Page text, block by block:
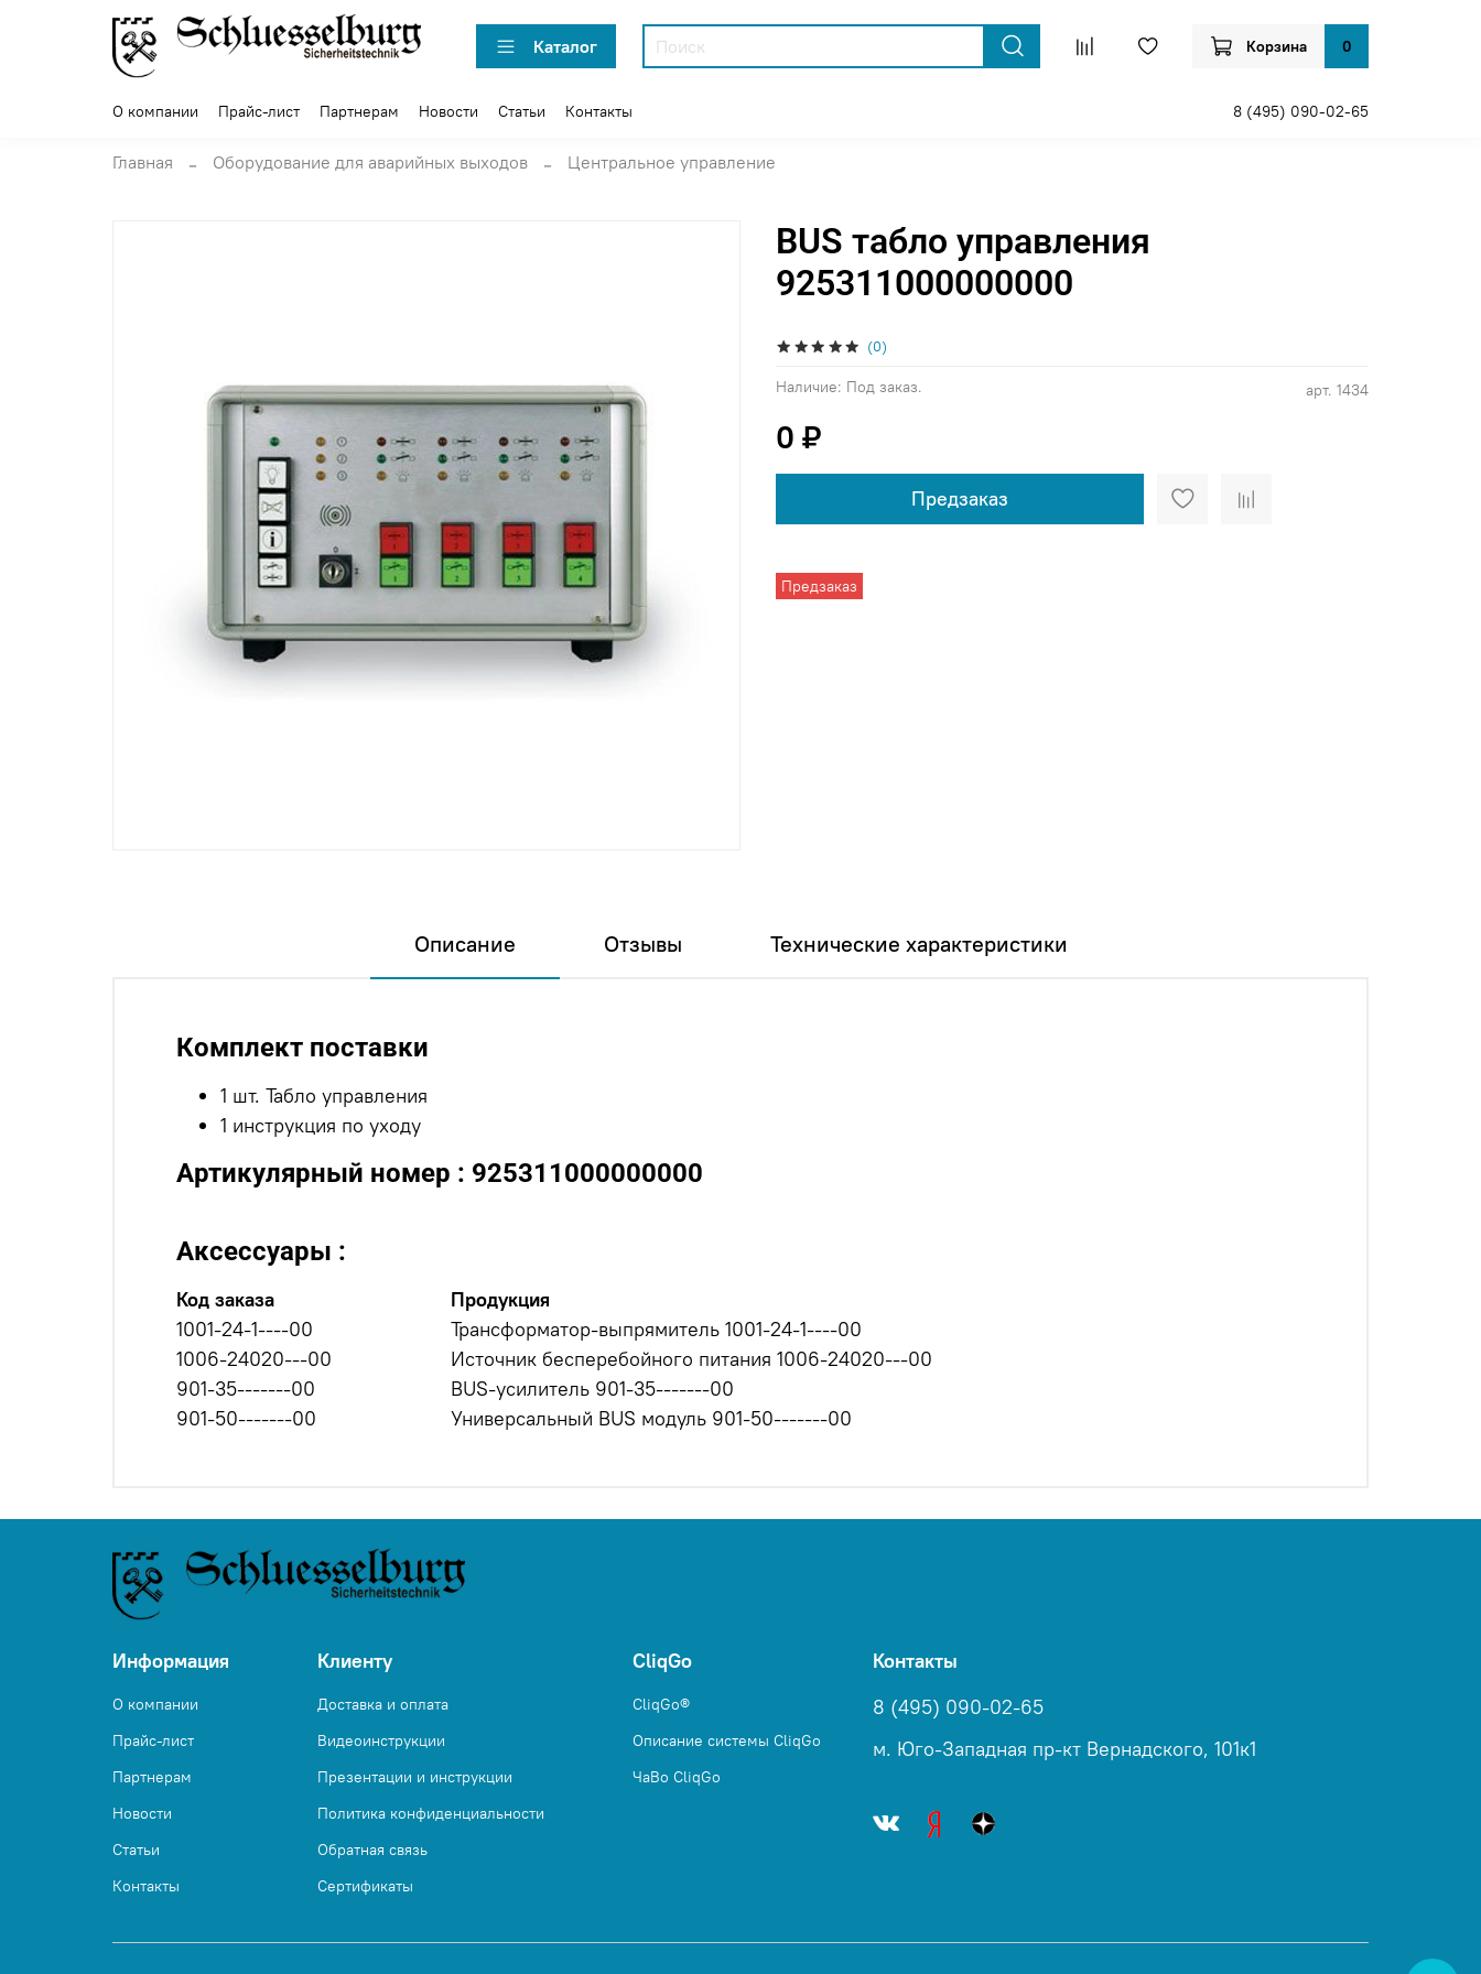
Каталог Корзина 0
О компании Прайс-лист Партнерам Новости Статьи Контакты 8 (495) 090-02-65
Главная Оборудование для аварийных выходов Центральное управление
(0)
арт. 1434
Наличие: Под заказ.
Предзаказ
BUS табло управления
925311000000000
0 ₽
Предзаказ
Описание Отзывы Технические характеристики
Комплект поставки
1 шт. Табло управления
1 инструкция по уходу
Артикулярный номер : 925311000000000
Аксессуары :
Код заказа
Продукция
1001-24-1----00
Трансформатор-выпрямитель 1001-24-1----00
1006-24020---00
Источник бесперебойного питания 1006-24020---00
901-35-------00
BUS-усилитель 901-35-------00
901-50-------00
Универсальный BUS модуль 901-50-------00
Информация
О компании
Прайс-лист
Партнерам
Новости
Статьи
Контакты
Клиенту
Доставка и оплата
Видеоинструкции
Презентации и инструкции
Политика конфиденциальности
Обратная связь
Сертификаты
CliqGo
CliqGo®
Описание системы CliqGo
ЧаВо CliqGo
Контакты
8 (495) 090-02-65
м. Юго-Западная пр-кт Вернадского, 101к1